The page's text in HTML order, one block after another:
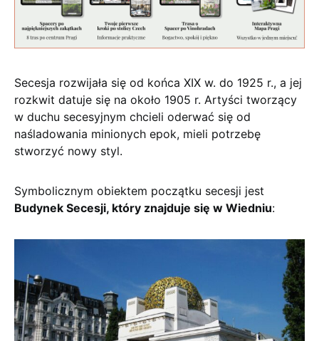
Secesja rozwijała się od końca XIX w. do 1925 r., a jej
rozkwit datuje się na około 1905 r. Artyści tworzący
w duchu secesyjnym chcieli oderwać się od
naśladowania minionych epok, mieli potrzebę
stworzyć nowy styl.
Symbolicznym obiektem początku secesji jest
Budynek Secesji, który znajduje się w Wiedniu: